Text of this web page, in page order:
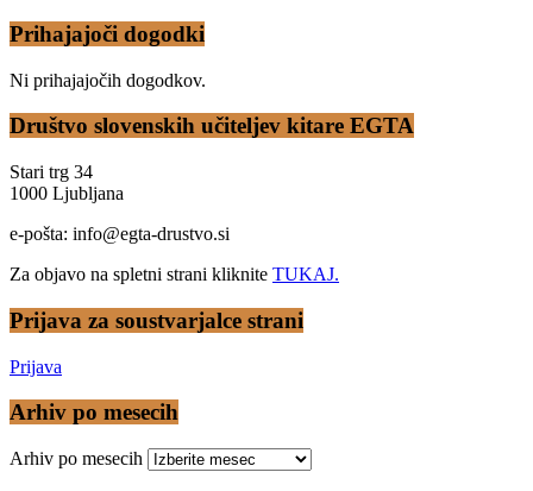
Prihajajoči dogodki
Ni prihajajočih dogodkov.
Društvo slovenskih učiteljev kitare EGTA
Stari trg 34
1000 Ljubljana
e-pošta: info@egta-drustvo.si
Za objavo na spletni strani kliknite TUKAJ.
Prijava za soustvarjalce strani
Prijava
Arhiv po mesecih
Arhiv po mesecih